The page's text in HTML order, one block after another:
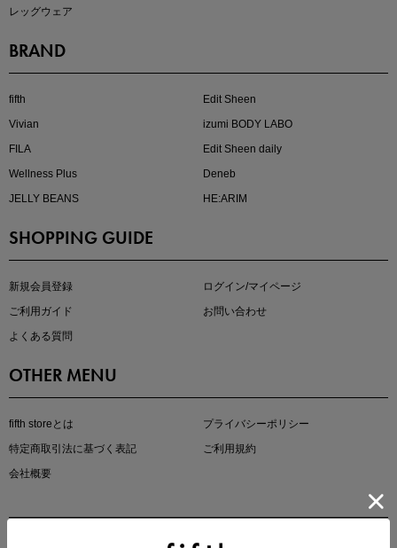
大人の着映えアイテム5選
マストバイアイテム
レッグウェア
BRAND
fifth
Edit Sheen
Vivian
izumi BODY LABO
FILA
Edit Sheen daily
Wellness Plus
Deneb
JELLY BEANS
HE:ARIM
SHOPPING GUIDE
新規会員登録
ログイン/マイページ
ご利用ガイド
お問い合わせ
よくある質問
OTHER MENU
fifth storeとは
プライバシーポリシー
特定商取引法に基づく表記
ご利用規約
会社概要